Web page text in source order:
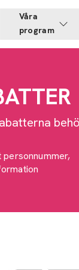
Våra
program
personnummer,